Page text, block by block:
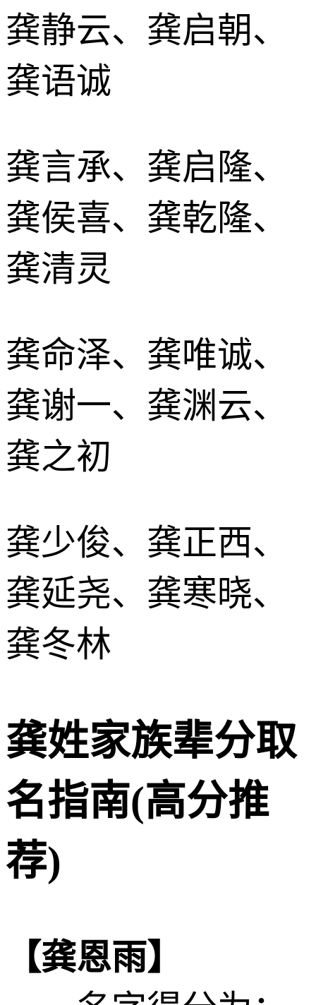
龚静云、龚启朝、
龚语诚
龚言承、龚启隆、
龚侯喜、龚乾隆、
龚清灵
龚命泽、龚唯诚、
龚谢一、龚渊云、
龚之初
龚少俊、龚正西、
龚延尧、龚寒晓、
龚冬林
龚姓家族辈分取
名指南(高分推
荐)
【龚恩雨】